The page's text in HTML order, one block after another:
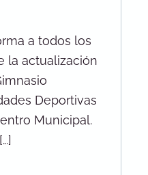
a todos los
la actualización
Deportivas
Municipal.